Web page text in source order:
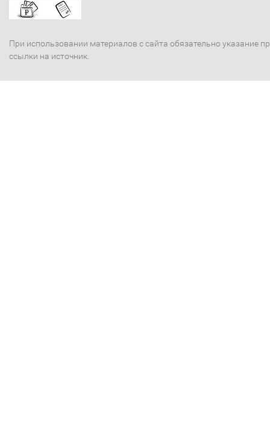
При использовании материалов с сайта обязательно указание
ссылки на источник.